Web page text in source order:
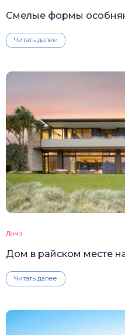
Смелые формы
Читать далее
Дома
Дом в райском месте
Читать далее